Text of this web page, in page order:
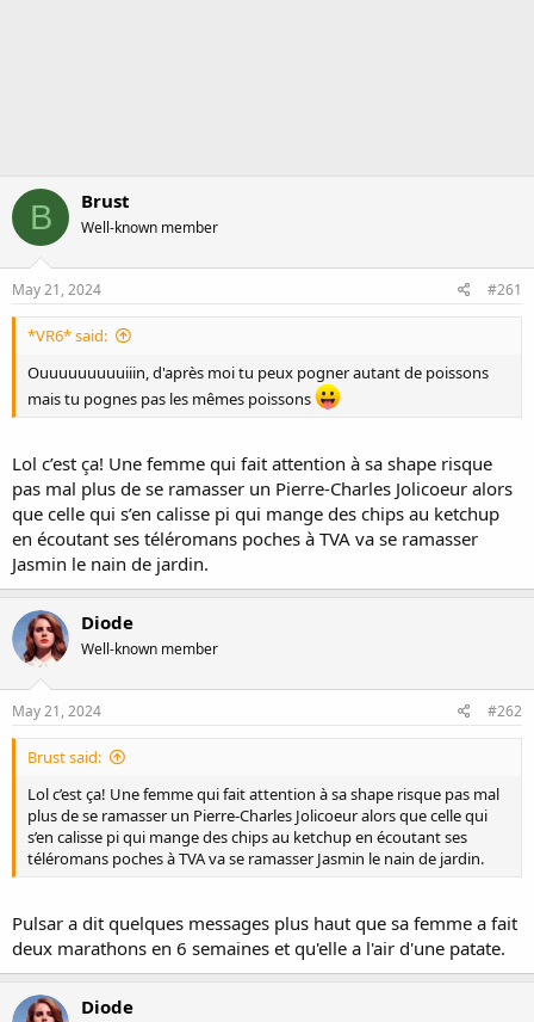
B Brust
Well-known member
May 21, 2024 #261
*VR6* said:
Ouuuuuuuuuiiin, d'après moi tu peux pogner autant de poissons
mais tu pognes pas les mêmes poissons
Lol c’est ça! Une femme qui fait attention à sa shape risque
pas mal plus de se ramasser un Pierre-Charles Jolicoeur alors
que celle qui s’en calisse pi qui mange des chips au ketchup
en écoutant ses téléromans poches à TVA va se ramasser
Jasmin le nain de jardin.
Diode
Well-known member
May 21, 2024 #262
Brust said:
Lol c’est ça! Une femme qui fait attention à sa shape risque pas mal
plus de se ramasser un Pierre-Charles Jolicoeur alors que celle qui
s’en calisse pi qui mange des chips au ketchup en écoutant ses
téléromans poches à TVA va se ramasser Jasmin le nain de jardin.
Pulsar a dit quelques messages plus haut que sa femme a fait
deux marathons en 6 semaines et qu'elle a l'air d'une patate.
Diode